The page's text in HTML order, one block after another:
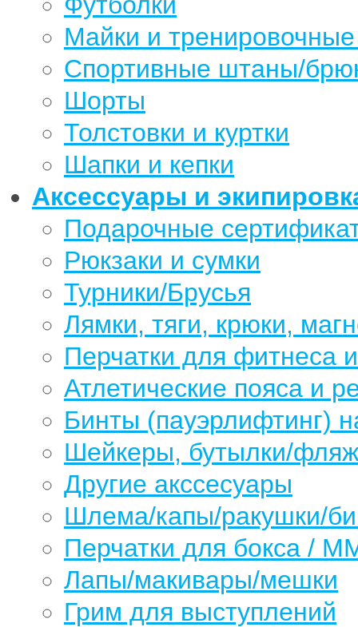
Майки и
Спортивные штаны/
Шорты
Толстовки и куртки
Шапки и кепки
Аксессуары и
Подарочные
Рюкзаки и сумки
Турники/Брусья
Лямки, тяги, крюки,
Перчатки для фитнеса
Атлетические пояса и
Бинты (пауэрлифтинг)
Шейкеры, бутылки/
Другие акссесуары
Шлема/капы/ракушки/
Перчатки для бокса /
Лапы/макивары/мешки
Грим для выступлений